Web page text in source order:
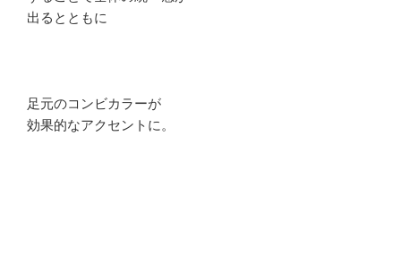
出るとともに
足元のコンビカラーが
効果的なアクセントに。